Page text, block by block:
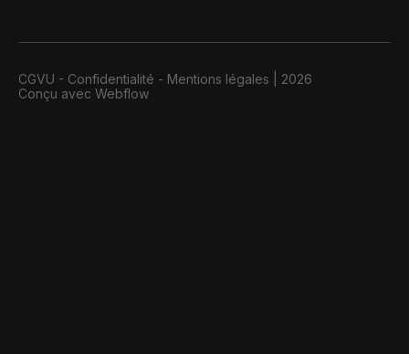
CGVU - Confidentialité - Mentions légales
2026
Conçu avec Webflow